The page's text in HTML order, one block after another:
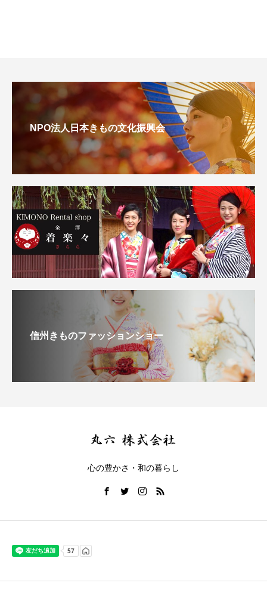
NPO法人日本きもの文化振興会
信州きものファッションショー
心の豊かさ・和の暮らし